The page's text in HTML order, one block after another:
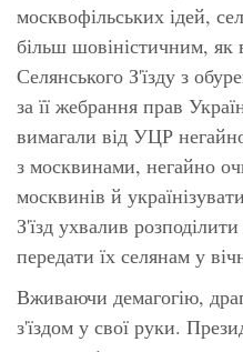
москвофільських ідей,
більш шовіністичним, як
Селянського З'їзду з
за її жебрання прав
вимагали від УЦР
з москвинами, негайно
москвинів й
З'їзд ухвалив
передати їх селянам у
Вживаючи демагогію,
з'їздом у свої руки.